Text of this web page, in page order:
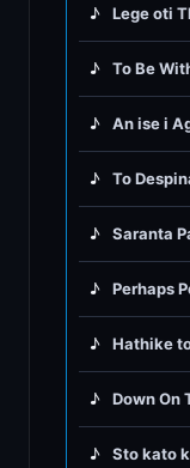
♪ Lege oti
♪ To Be
♪ An ise i
♪ To
♪ Saranta
♪ Perhaps
♪ Hathike
♪ Down On
♪ Sto kato
♪ Rock
♪ Rock